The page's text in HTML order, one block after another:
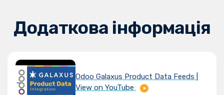
Додаткова інформація
Odoo Galaxus Product Data Feeds |
View on YouTube